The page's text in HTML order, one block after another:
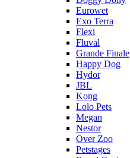
Eurowet
Exo Terra
Flexi
Fluval
Grande Finale
Happy Dog
Hydor
JBL
Kong
Lolo Pets
Megan
Nestor
Over Zoo
Petstages